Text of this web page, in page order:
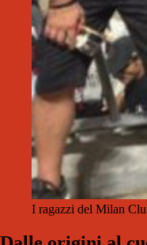
I ragazzi del Milan